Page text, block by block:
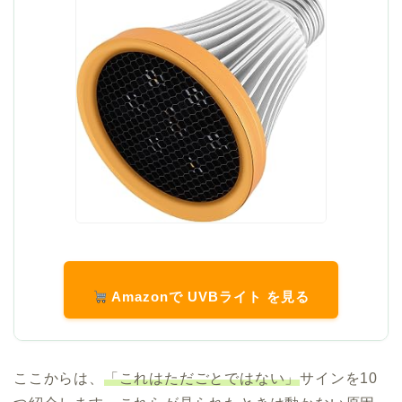
Amazonで UVBライト を見る
ここからは、 「これはただごとではない」サインを10